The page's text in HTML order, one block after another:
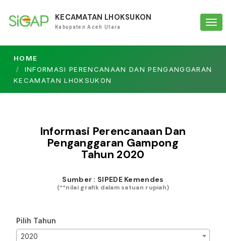
KECAMATAN LHOKSUKON
Kabupaten Aceh Utara
HOME
INFORMASI PERENCANAAN DAN PENGANGGARAN
KECAMATAN LHOKSUKON
Informasi Perencanaan Dan
Penganggaran Gampong
Tahun 2020
Sumber : SIPEDE Kemendes
(**nilai grafik dalam satuan rupiah)
Pilih Tahun
2020